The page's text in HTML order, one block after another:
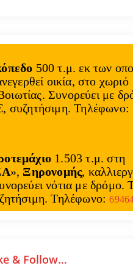
500 τ.μ. εκ των
οικία, στο χωριό
Συνορεύει με
συζητήσιμη. Τηλέφωνο:
1.503 τ.μ. στη
», Ξηρονομής,
νότια με δρόμο.
Τηλέφωνο:
& Follow…